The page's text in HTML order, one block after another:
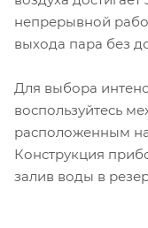
непрерывной
выхода пара без
Для выбора
воспользуйтесь
расположенным
Конструкция
залив воды в